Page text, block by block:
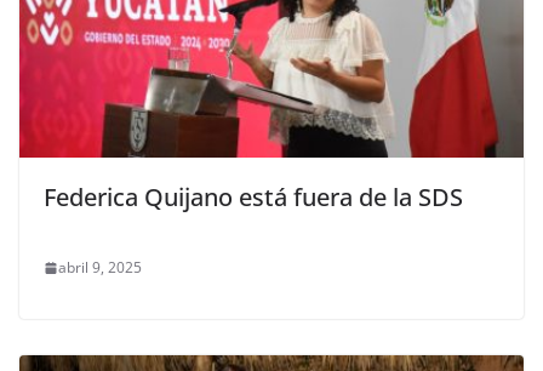
Federica Quijano está fuera de la SDS
abril 9, 2025